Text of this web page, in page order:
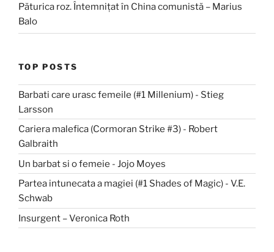
Păturica roz. Întemnițat în China comunistă – Marius
Balo
TOP POSTS
Barbati care urasc femeile (#1 Millenium) - Stieg
Larsson
Cariera malefica (Cormoran Strike #3) - Robert
Galbraith
Un barbat si o femeie - Jojo Moyes
Partea intunecata a magiei (#1 Shades of Magic) - V.E.
Schwab
Insurgent – Veronica Roth